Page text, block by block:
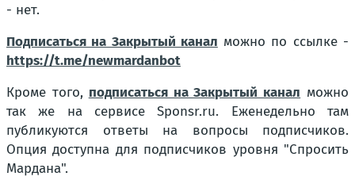
- нет.
Подписаться на Закрытый канал можно по ссылке -
https://t.me/newmardanbot
Кроме того, подписаться на Закрытый канал можно
так же на сервисе Sponsr.ru. Еженедельно там
публикуются ответы на вопросы подписчиков.
Опция доступна для подписчиков уровня "Спросить
Мардана".